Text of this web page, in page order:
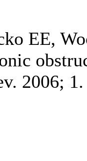
EE,
2006;